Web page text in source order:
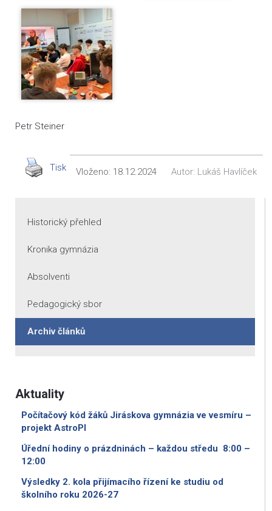
Petr Steiner
Tisk Vloženo: 18.12.2024 Autor: Lukáš Havlíček
Historický přehled
Kronika gymnázia
Absolventi
Pedagogický sbor
Archiv článků
Aktuality
Počítačový kód žáků Jiráskova gymnázia ve vesmíru –
projekt AstroPI
Úřední hodiny o prázdninách – každou středu 8:00 –
12:00
Výsledky 2. kola přijímacího řízení ke studiu od
školního roku 2026-27